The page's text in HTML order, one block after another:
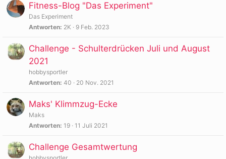
Fitness-Blog "Das Experiment"
Das Experiment
Antworten 2K 9 Feb. 2023
Challenge - Schulterdrücken Juli und August
2021
hobbysportler
Antworten 40 20 Nov. 2021
Maks' Klimmzug-Ecke
Maks
Antworten 19 11 Juli 2021
Challenge Gesamtwertung